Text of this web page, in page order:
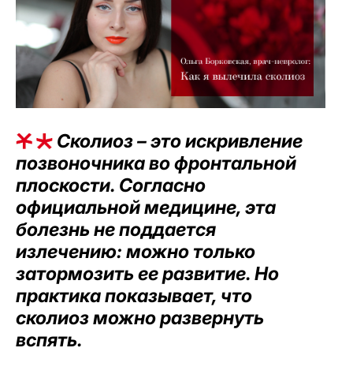
Сколиоз – это искривление
позвоночника во фронтальной
плоскости. Согласно
официальной медицине, эта
болезнь не поддается
излечению: можно только
затормозить ее развитие. Но
практика показывает, что
сколиоз можно развернуть
вспять.